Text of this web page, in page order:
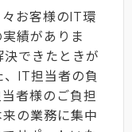
お客様のIT環
績がありま
できたときが
IT担当者の負
者様のご負担
の業務に集中